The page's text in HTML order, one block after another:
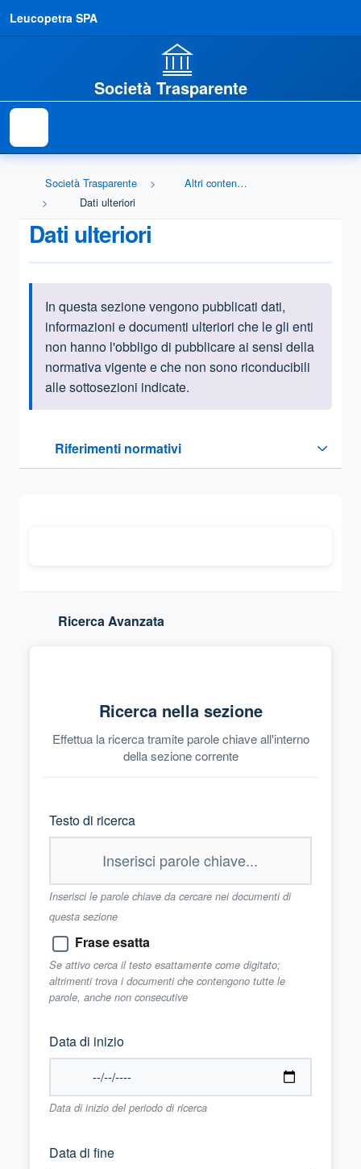
Leucopetra SPA
Società Trasparente
Società Trasparente
Altri contenuti - Dati ulteriori
Dati ulteriori
Dati ulteriori
Informazioni introduttive
In questa sezione vengono pubblicati dati,
informazioni e documenti ulteriori che le gli enti
non hanno l'obbligo di pubblicare ai sensi della
normativa vigente e che non sono riconducibili
alle sottosezioni indicate.
Riferimenti normativi
Sezione compressa
Ricerca Avanzata
Ricerca nella sezione
Effettua la ricerca tramite parole chiave all'interno
della sezione corrente
Testo di ricerca
Inserisci le parole chiave da cercare nei documenti di
questa sezione
Frase esatta
Se attivo cerca il testo esattamente come digitato;
altrimenti trova i documenti che contengono tutte le
parole, anche non consecutive
Data di inizio
Data di inizio del periodo di ricerca
Data di fine